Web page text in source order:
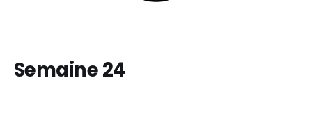
Semaine 24